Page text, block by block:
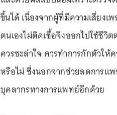
ขึ้นได้ เนื่องจากผู้ที่มีความเสี่ยงเ
ตนเองไม่ติดเชื้อจึงออกไปใช้ชีวิ
ควรชะล่าใจ ควรทำการกักตัวให้
หรือไม่ ซึ่งนอกจากช่วยลดการแ
บุคลากรทางการแพทย์อีกด้วย